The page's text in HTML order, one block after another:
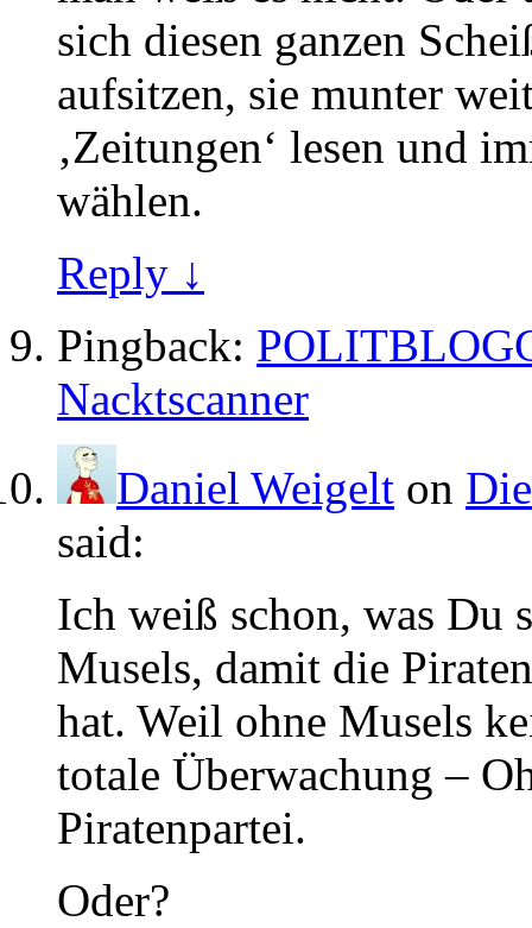
sich diesen ganzen
aufsitzen, sie munter
‚Zeitungen‘ lesen und
wählen.
Reply ↓
Pingback:
Nacktscanner
Daniel Weigelt on
said:
Ich weiß schon, was Du
Musels, damit die
hat. Weil ohne Musels
totale Überwachung –
Piratenpartei.
Oder?